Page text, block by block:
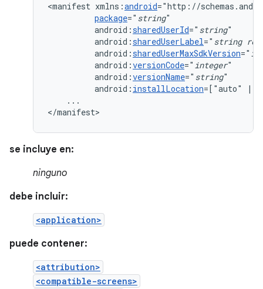
<manifest xmlns:android
package=" string
android:sharedUserId=" string
android:sharedUserLabel=" string
android:sharedUserMaxSdkVersion="
android:versionCode=" integer
android:versionName=" string
android: installLocation=["auto" |
...
</manifest>
se incluye en:
ninguno
debe incluir:
<application>
puede contener:
<attribution>
<compatible-screens>